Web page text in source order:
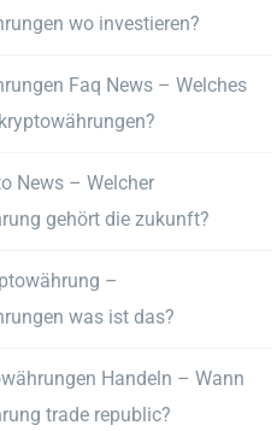
wo investieren?
Faq News – Welches
News – Welcher
gehört die zukunft?
–
was ist das?
Handeln – Wann
trade republic?